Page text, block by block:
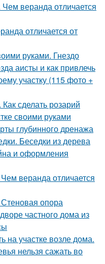
веранда отличается
отличается от
руками. Гнездо
аисты и как привлечь
участку (115 фото +
сделать розарий
своими руками
глубинного дренажа
Беседки из дерева
и оформления
веранда отличается
опора
частного дома из
на участке возле дома.
нельзя сажать во